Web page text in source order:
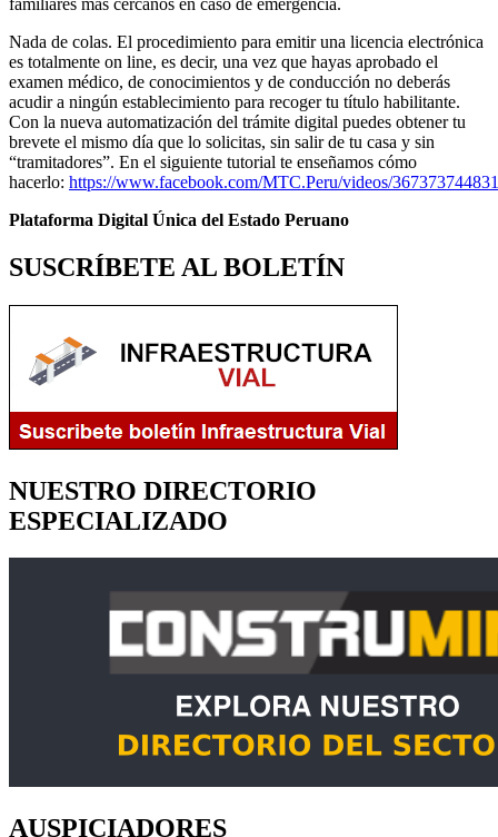
Nada de colas. El procedimiento para emitir una licencia electrónica
es totalmente on line, es decir, una vez que hayas aprobado el
examen médico, de conocimientos y de conducción no deberás
acudir a ningún establecimiento para recoger tu título habilitante.
Con la nueva automatización del trámite digital puedes obtener tu
brevete el mismo día que lo solicitas, sin salir de tu casa y sin
“tramitadores”. En el siguiente tutorial te enseñamos cómo
hacerlo: https://www.facebook.com/MTC.Peru/videos/
Plataforma Digital Única del Estado Peruano
SUSCRÍBETE AL BOLETÍN
NUESTRO DIRECTORIO
ESPECIALIZADO
AUSPICIADORES